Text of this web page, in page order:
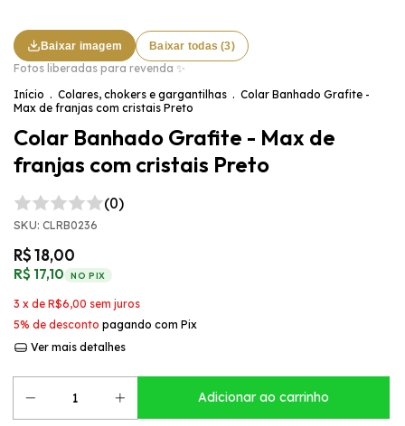
Baixar imagem Baixar todas (3)
Fotos liberadas para revenda ✨
Início . Colares, chokers e gargantilhas . Colar Banhado Grafite -
Max de franjas com cristais Preto
Colar Banhado Grafite - Max de
franjas com cristais Preto
(0)
SKU: CLRB0236
R$ 18,00
R$ 17,10 NO PIX
3 x de R$6,00 sem juros
5% de desconto pagando com Pix
Ver mais detalhes